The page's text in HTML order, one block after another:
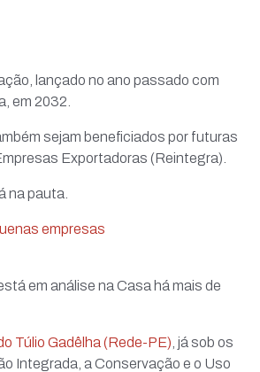
lançado no ano passado com
em 2032.
sejam beneficiados por futuras
Exportadoras (Reintegra).
na pauta.
empresas
em análise na Casa há mais de
Túlio Gadêlha (Rede-PE) , já sob os
Integrada, a Conservação e o Uso